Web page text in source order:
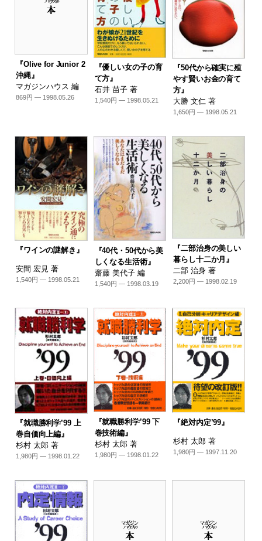
『Olive for Junior 2
沖縄』
マガジンハウス 編
869円 — 1998.05.26
『優しい女の子の育
て方』
石井 苗子 著
1,540円 — 1998.05.21
『50代から確実に殖
やす賢いお金の育て
方』
大勝 文仁 著
1,650円 — 1998.05.21
『ワインの謎解き』
安間 宏見 著
1,540円 — 1998.05.21
『40代・50代から美
しくなる生活術』
齋藤 美代子 編
1,540円 — 1998.03.19
『二部治身の美しい
暮らし十二か月』
二部 治身 著
2,200円 — 1998.02.19
『就職勝利学’99 上
巻自価向上編』
杉村 太郎 著
1,980円 — 1998.01.22
『就職勝利学’99 下
巻技術編』
杉村 太郎 著
1,980円 — 1998.01.22
『絶対内定’99』
杉村 太郎 著
1,980円 — 1997.11.20